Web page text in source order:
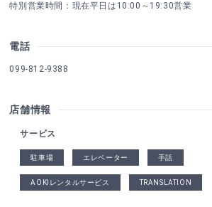
特別営業時間：現在平日は10:00～19:30営業
電話
099-812-9388
店舗情報
サービス
駐車場 エレベーター 手話
AOKIレンタルサービス TRANSLATION